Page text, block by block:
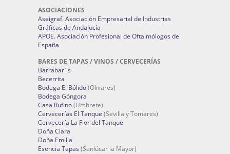
ASOCIACIONES
Aseigraf. Asociación Empresarial de Industrias
Gráficas de Andalucía
APOE. Asociación Profesional de Oftalmólogos de
España
BARES DE TAPAS / VINOS / CERVECERÍAS
Barrabar´s
Becerrita
Bodega El Bólido(Olivares)
Bodega Góngora
Casa Rufino(Umbrete)
Cervecerías El Tanque (Sevilla y Tomares)
Cervecería La Flor del Tanque
Doña Clara
Doña Emilia
Esencia Tapas (Sanlúcar la Mayor)